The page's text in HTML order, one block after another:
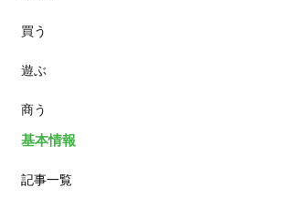
ランチ
カフェ
買う
遊ぶ
商う
基本情報
記事一覧